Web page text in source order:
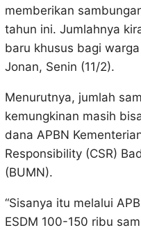
memberikan
tahun ini. Jumlahnya
baru khusus bagi
Jonan, Senin (11/2).
Menurutnya, jumlah
kemungkinan masih
dana APBN
Responsibility (CSR)
(BUMN).
“Sisanya itu melalui
ESDM 100-150 ribu